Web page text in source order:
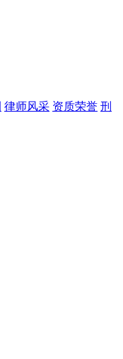
律师风采 资质荣誉 刑